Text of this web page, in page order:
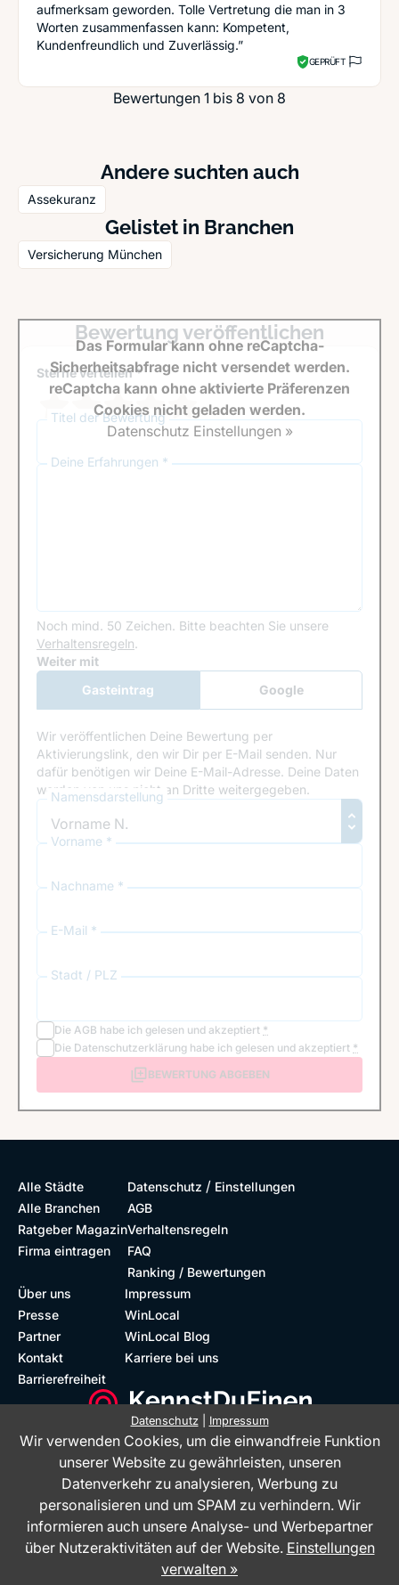
aufmerksam geworden. Tolle Vertretung die man in 3
Worten zusammenfassen kann: Kompetent,
Kundenfreundlich und Zuverlässig.”
GEPRÜFT
Bewertungen 1 bis 8 von 8
Andere suchten auch
Assekuranz
Gelistet in Branchen
Versicherung München
Bewertung veröffentlichen
Sterne verteilen *
Titel der Bewertung
Deine Erfahrungen *
Noch mind. 50 Zeichen. Bitte beachten Sie unsere
Verhaltensregeln.
Google Recaptcha
Weiter mit
Gasteintrag
Google
Anmeldung
Wir veröffentlichen Deine Bewertung per
Aktivierungslink, den wir Dir per E-Mail senden. Nur
dafür benötigen wir Deine E-Mail-Adresse. Deine Daten
werden von uns nicht an Dritte weitergegeben.
Namensdarstellung
Vorname *
Nachname *
E-Mail *
Stadt / PLZ
Die AGB habe ich gelesen und akzeptiert *
Die Datenschutzerklärung habe ich gelesen und akzeptiert *
BEWERTUNG ABGEBEN
Das Formular kann ohne reCaptcha-
Sicherheitsabfrage nicht versendet werden.
reCaptcha kann ohne aktivierte Präferenzen
Cookies nicht geladen werden.
Datenschutz Einstellungen »
Alle Städte
Alle Branchen
Ratgeber Magazin
Firma eintragen
Datenschutz / Einstellungen
AGB
Verhaltensregeln
FAQ
Ranking / Bewertungen
Über uns
Presse
Partner
Kontakt
Barrierefreiheit
Impressum
WinLocal
WinLocal Blog
Karriere bei uns
Datenschutz| Impressum
Wir verwenden Cookies, um die einwandfreie Funktion
unserer Website zu gewährleisten, unseren
Datenverkehr zu analysieren, Werbung zu
personalisieren und um SPAM zu verhindern. Wir
informieren auch unsere Analyse- und Werbepartner
über Nutzeraktivitäten auf der Website. Einstellungen
verwalten »